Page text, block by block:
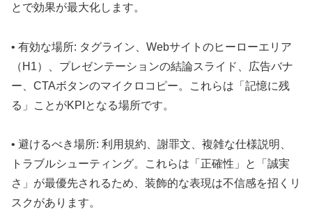
とで効果が最大化します。
• 有効な場所: タグライン、Webサイトのヒーローエリア
（H1）、プレゼンテーションの結論スライド、広告バナ
ー、CTAボタンのマイクロコピー。これらは「記憶に残
る」ことがKPIとなる場所です。
• 避けるべき場所: 利用規約、謝罪文、複雑な仕様説明、
トラブルシューティング。これらは「正確性」と「誠実
さ」が最優先されるため、装飾的な表現は不信感を招くリ
スクがあります。